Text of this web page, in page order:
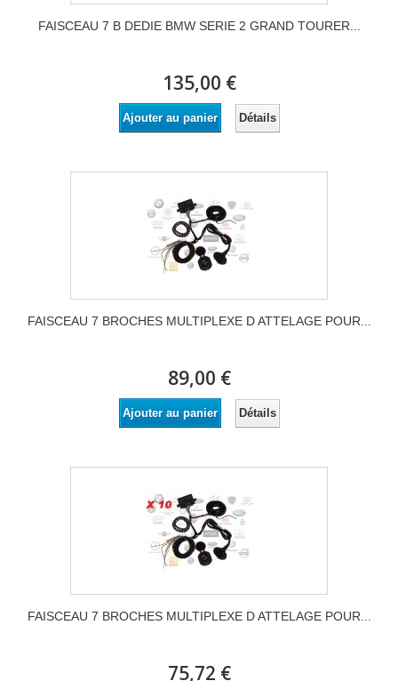
FAISCEAU 7 B DEDIE BMW SERIE 2 GRAND TOURER...
135,00 €
Ajouter au panier Détails
FAISCEAU 7 BROCHES MULTIPLEXE D ATTELAGE POUR...
89,00 €
Ajouter au panier Détails
FAISCEAU 7 BROCHES MULTIPLEXE D ATTELAGE POUR...
75,72 €